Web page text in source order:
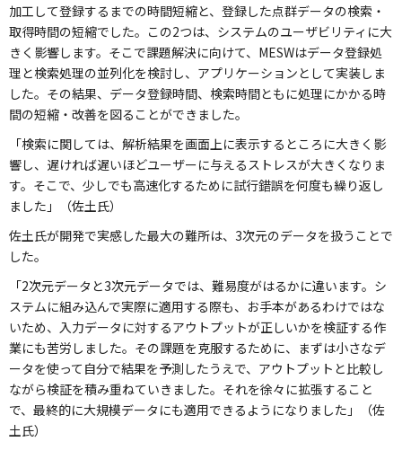
加工して登録するまでの時間短縮と、登録した点群データの検索・
取得時間の短縮でした。この2つは、システムのユーザビリティに大
きく影響します。そこで課題解決に向けて、MESWはデータ登録処
理と検索処理の並列化を検討し、アプリケーションとして実装しま
した。その結果、データ登録時間、検索時間ともに処理にかかる時
間の短縮・改善を図ることができました。
「検索に関しては、解析結果を画面上に表示するところに大きく影
響し、遅ければ遅いほどユーザーに与えるストレスが大きくなりま
す。そこで、少しでも高速化するために試行錯誤を何度も繰り返し
ました」（佐土氏）
佐土氏が開発で実感した最大の難所は、3次元のデータを扱うことで
した。
「2次元データと3次元データでは、難易度がはるかに違います。シ
ステムに組み込んで実際に適用する際も、お手本があるわけではな
いため、入力データに対するアウトプットが正しいかを検証する作
業にも苦労しました。その課題を克服するために、まずは小さなデ
ータを使って自分で結果を予測したうえで、アウトプットと比較し
ながら検証を積み重ねていきました。それを徐々に拡張すること
で、最終的に大規模データにも適用できるようになりました」（佐
土氏）